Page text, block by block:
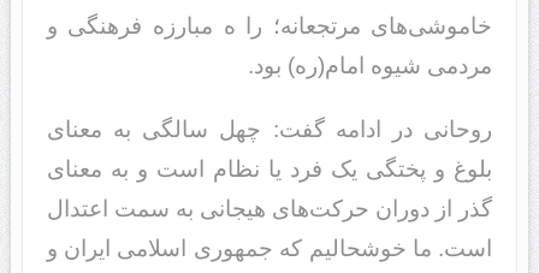
خاموشی‌های مرتجعانه؛ را ه مبارزه فرهنگی و
مردمی شیوه امام(ره) بود.
روحانی در ادامه گفت: چهل سالگی به معنای
بلوغ و پختگی یک فرد یا نظام است و به معنای
گذر از دوران حرکت‌های هیجانی به سمت اعتدال
است. ما خوشحالیم که جمهوری اسلامی ایران و